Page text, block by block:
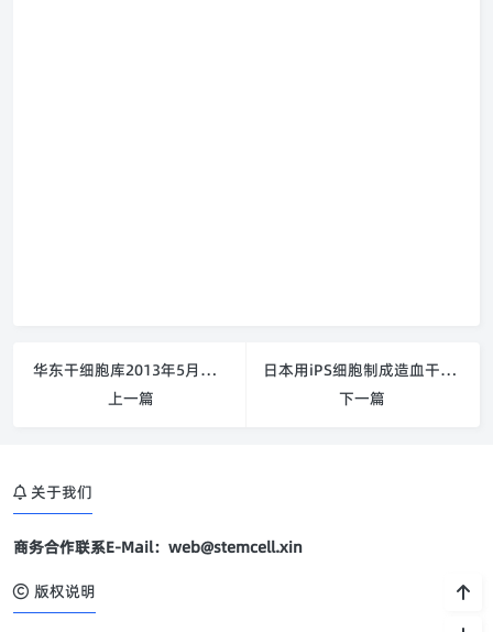
华东干细胞库2013年5月第十二期华东干细胞库胚胎干细胞技术培训
上一篇
日本用iPS细胞制成造血干细胞
下一篇
关于我们
商务合作联系E-Mail：web@stemcell.xin
版权说明